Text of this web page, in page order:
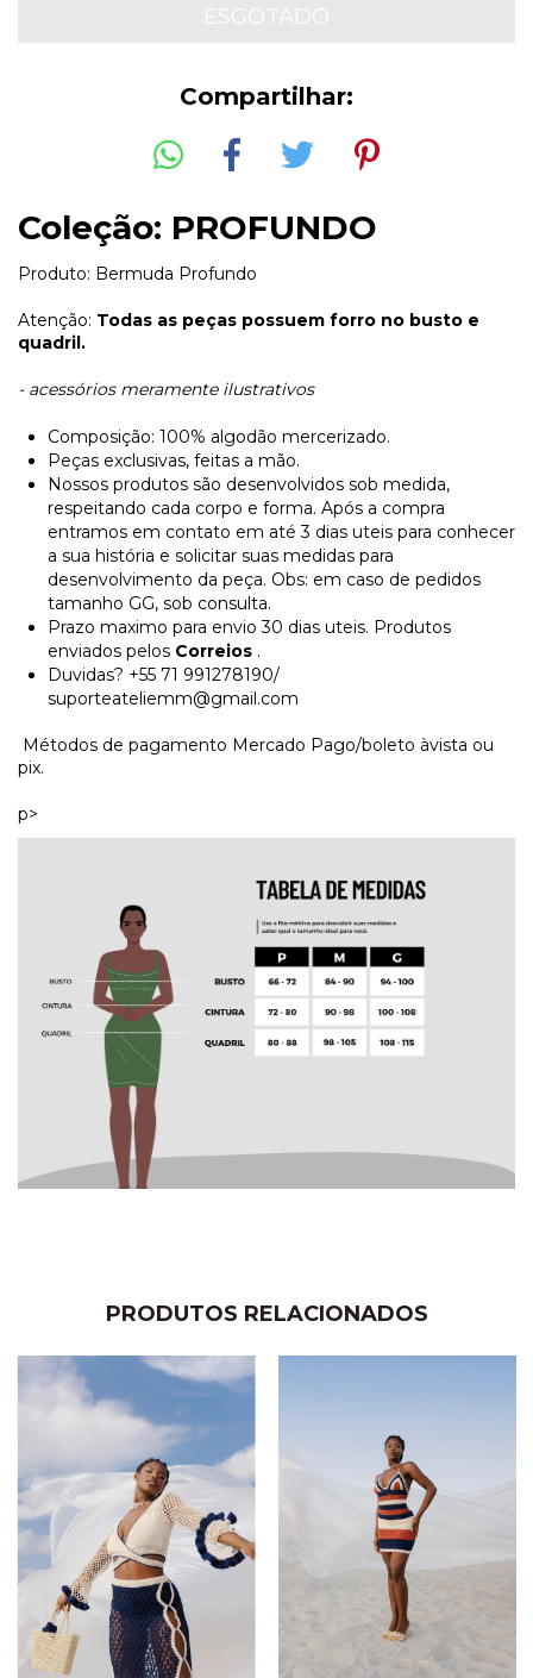
Compartilhar:
Coleção: PROFUNDO
Produto: Bermuda Profundo
Atenção: Todas as peças possuem forro no busto e
quadril.
- acessórios meramente ilustrativos
Composição: 100% algodão mercerizado.
Peças exclusivas, feitas a mão.
Nossos produtos são desenvolvidos sob medida,
respeitando cada corpo e forma. Após a compra
entramos em contato em até 3 dias uteis para conhecer
a sua história e solicitar suas medidas para
desenvolvimento da peça. Obs: em caso de pedidos
tamanho GG, sob consulta.
Prazo maximo para envio 30 dias uteis. Produtos
enviados pelos Correios .
Duvidas? +55 71 991278190/
suporteateliemm@gmail.com
Métodos de pagamento Mercado Pago/boleto àvista ou
pix.
p>
PRODUTOS RELACIONADOS